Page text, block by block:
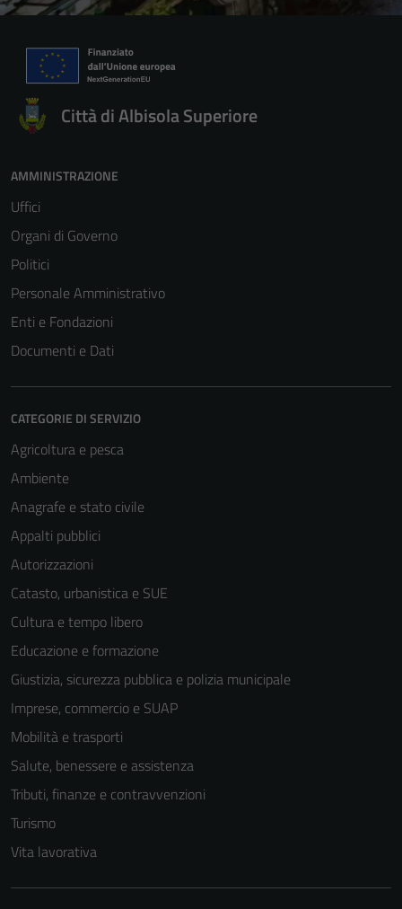
Città di Albisola Superiore
AMMINISTRAZIONE
Uffici
Organi di Governo
Politici
Personale Amministrativo
Enti e Fondazioni
Documenti e Dati
CATEGORIE DI SERVIZIO
Agricoltura e pesca
Ambiente
Anagrafe e stato civile
Appalti pubblici
Autorizzazioni
Catasto, urbanistica e SUE
Cultura e tempo libero
Educazione e formazione
Giustizia, sicurezza pubblica e polizia municipale
Imprese, commercio e SUAP
Mobilità e trasporti
Salute, benessere e assistenza
Tributi, finanze e contravvenzioni
Turismo
Vita lavorativa
per il